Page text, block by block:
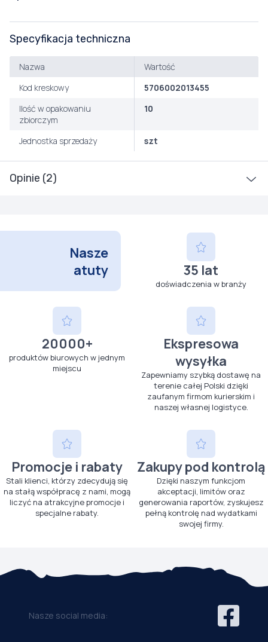
Opinie (2)
Specyfikacja techniczna
Nazwa
Wartość
Kod kreskowy
5706002013455
Ilość w opakowaniu
zbiorczym
10
Jednostka sprzedaży szt
Nasze
atuty
35 lat
doświadczenia w branży
20000+
produktów biurowych w jednym
miejscu
Ekspresowa
wysyłka
Zapewniamy szybką dostawę na
terenie całej Polski dzięki
zaufanym firmom kurierskim i
naszej własnej logistyce.
Promocje i rabaty
Stali klienci, którzy zdecydują się
na stałą współpracę z nami, mogą
liczyć na atrakcyjne promocje i
specjalne rabaty.
Zakupy pod kontrolą
Dzięki naszym funkcjom
akceptacji, limitów oraz
generowania raportów, zyskujesz
pełną kontrolę nad wydatkami
swojej firmy.
Nasze social media: